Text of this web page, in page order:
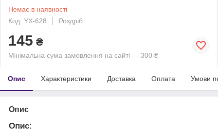
Немає в наявності
Код: YX-628
Роздріб
145 ₴
Мінімальна сума замовлення на сайті — 300 ₴
Опис Характеристики Доставка Оплата Умови
Опис
Опис: